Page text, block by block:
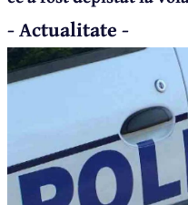
- Actualitate -